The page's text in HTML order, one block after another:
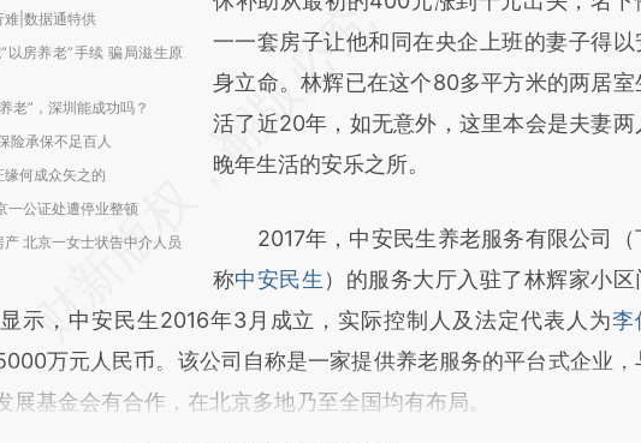
难|数据通特供
以房养老”手续 骗局滋生原
老”，深圳能成功吗？
险承保不足百人
缘何成众矢之的
一公证处遭停业整顿
产 北京一女士状告中介人员
一一套房子让他和同在央企上班的妻子得以
身立命。林辉已在这个80多平方米的两居室
活了近20年，如无意外，这里本会是夫妻两
晚年生活的安乐之所。
2017年，中安民生养老服务有限公司（
称中安民生 ）的服务大厅入驻了林辉家小区
显示，中安民生2016年3月成立，实际控制人及法定代表人为李
万元人民币。该公司自称是一家提供养老服务的平台式企业，
展基金会有合作，在北京多地乃至全国均有布局。